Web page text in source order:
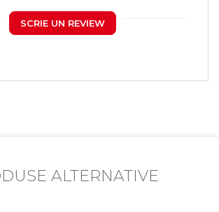
SCRIE UN REVIEW
ALTERNATIVE